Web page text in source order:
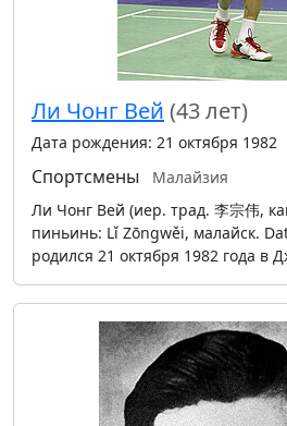
Ли Чонг Вей (43 лет)
Дата рождения: 21 октября 1982
Спортсмены
Малайзия
Ли Чонг Вей (иер. трад. 李宗伟,
пиньинь: Lǐ Zōngwěi, малайск.
родился 21 октября 1982 года в